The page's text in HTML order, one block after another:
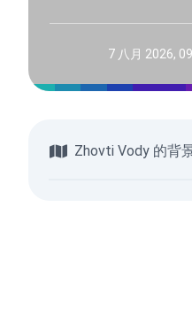
7 八月 2026,
Zhovti Vody 的背